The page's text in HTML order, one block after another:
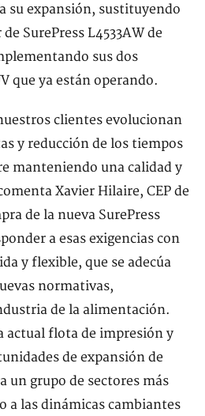
su expansión, sustituyendo
SurePress L4533AW de
sus dos
que ya están operando.
clientes evolucionan
y reducción de los tiempos
manteniendo una calidad y
Xavier Hilaire, CEP de
de la nueva SurePress
a esas exigencias con
y flexible, que se adecúa
normativas,
de la alimentación.
actual flota de impresión y
de expansión de
un grupo de sectores más
a las dinámicas cambiantes